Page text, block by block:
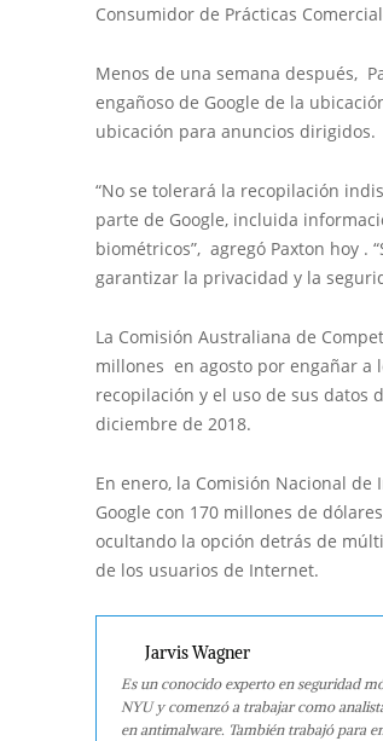
Consumidor de Prácticas
Menos de una semana después,
engañoso de Google de la
ubicación para anuncios dirigidos.
“No se tolerará la recopilación
parte de Google, incluida
biométricos”, agregó Paxton hoy .
garantizar la privacidad y la
La Comisión Australiana de
millones en agosto por engañar a
recopilación y el uso de sus datos
diciembre de 2018.
En enero, la Comisión Nacional
Google con 170 millones de
ocultando la opción detrás de
de los usuarios de Internet.
Jarvis Wagner
Es un conocido experto en seguridad
NYU y comenzó a trabajar como
en antimalware. También trabajó para